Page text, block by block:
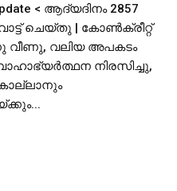
< ആദ്യദിനം 2857
വോട്ട് ചെയ്തു | കോൺക്രീറ്റ്
വീണു, വലിയ അപകടം
നിരസിച്ചു,